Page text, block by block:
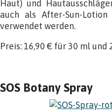
Haut) und
auch als After-Sun-
verwendet werden.
Preis: 16,90 € für 30 ml und
SOS Botany Spray